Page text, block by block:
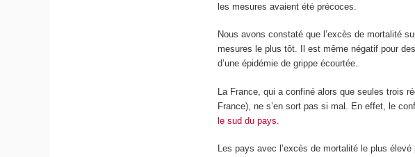
les mesures avaient été précoces.
Nous avons constaté que l’excès de mortalité
mesures le plus tôt. Il est même négatif pour
d’une épidémie de grippe écourtée.
La France, qui a confiné alors que seules trois
France), ne s’en sort pas si mal. En effet, le
le sud du pays
Les pays avec l’excès de mortalité le plus